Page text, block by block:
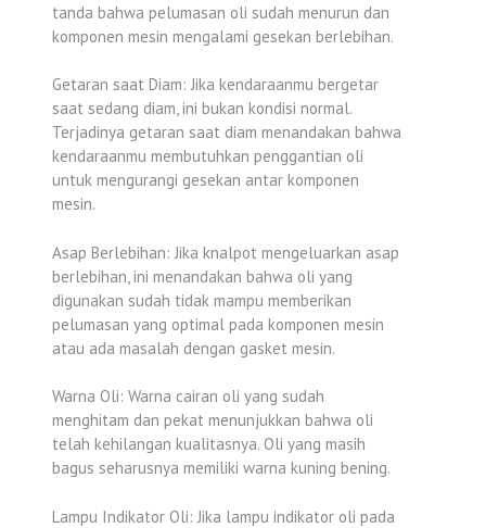
tanda bahwa pelumasan oli sudah menurun dan
komponen mesin mengalami gesekan berlebihan.
Getaran saat Diam: Jika kendaraanmu bergetar
saat sedang diam, ini bukan kondisi normal.
Terjadinya getaran saat diam menandakan bahwa
kendaraanmu membutuhkan penggantian oli
untuk mengurangi gesekan antar komponen
mesin.
Asap Berlebihan: Jika knalpot mengeluarkan asap
berlebihan, ini menandakan bahwa oli yang
digunakan sudah tidak mampu memberikan
pelumasan yang optimal pada komponen mesin
atau ada masalah dengan gasket mesin.
Warna Oli: Warna cairan oli yang sudah
menghitam dan pekat menunjukkan bahwa oli
telah kehilangan kualitasnya. Oli yang masih
bagus seharusnya memiliki warna kuning bening.
Lampu Indikator Oli: Jika lampu indikator oli pada